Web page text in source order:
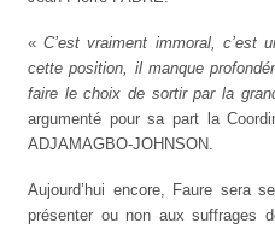
«C’est vraiment immoral, c’est
cette position, il manque
faire le choix de sortir par la
argumenté pour sa part la
ADJAMAGBO-JOHNSON.
Aujourd’hui encore, Faure sera
présenter ou non aux suffrages